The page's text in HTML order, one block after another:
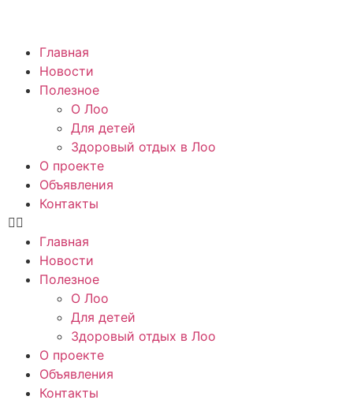
Главная
Новости
Полезное
О Лоо
Для детей
Здоровый отдых в Лоо
О проекте
Объявления
Контакты
Главная
Новости
Полезное
О Лоо
Для детей
Здоровый отдых в Лоо
О проекте
Объявления
Контакты